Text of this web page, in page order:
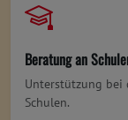
Beratung an
Unterstützung bei
Schulen.